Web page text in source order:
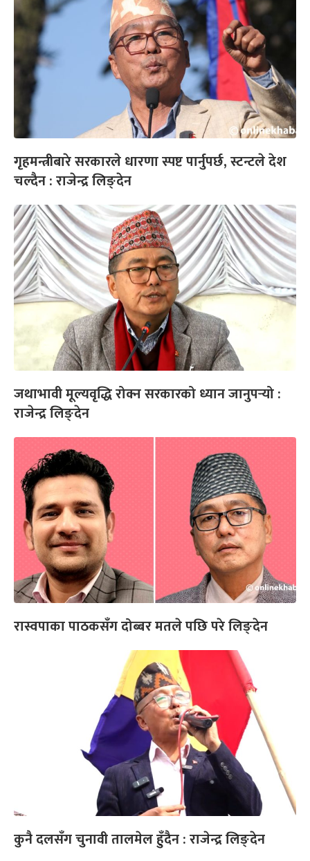
गृहमन्त्रीबारे सरकारले धारणा स्पष्ट पार्नुपर्छ, स्टन्टले देश
चल्दैन : राजेन्द्र लिङ्देन
जथाभावी मूल्यवृद्धि रोक्न सरकारको ध्यान जानुपर्‍यो :
राजेन्द्र लिङ्देन
रास्वपाका पाठकसँग दोब्बर मतले पछि परे लिङ्देन
कुनै दलसँग चुनावी तालमेल हुँदैन : राजेन्द्र लिङ्देन